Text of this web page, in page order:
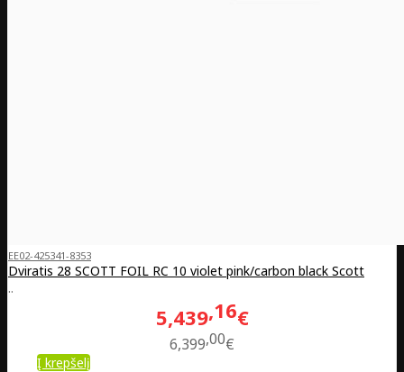
EE02-425341-8353
Dviratis 28 SCOTT FOIL RC 10 violet pink/carbon black Scott
..
5,439 16€
6,399 00€
Į krepšelį